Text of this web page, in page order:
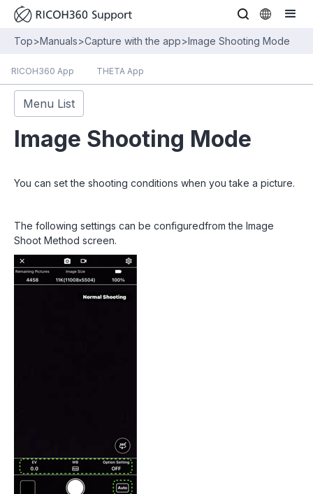
Top>Manuals>Capture with the app>Image Shooting Mode
RICOH360 App THETA App
Menu List
Image Shooting Mode
You can set the shooting conditions when you take a picture.
The following settings can be configuredfrom the Image
Shoot Method screen.